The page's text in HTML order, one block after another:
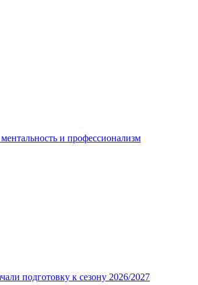
и профессионализм
подготовку к сезону 2026/2027